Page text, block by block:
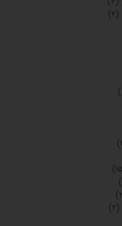
(۲)
(۲)